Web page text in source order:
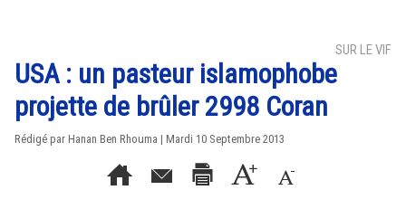
SUR LE VIF
USA : un pasteur islamophobe
projette de brûler 2998 Coran
Rédigé par Hanan Ben Rhouma | Mardi 10 Septembre 2013